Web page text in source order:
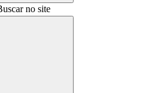
no site